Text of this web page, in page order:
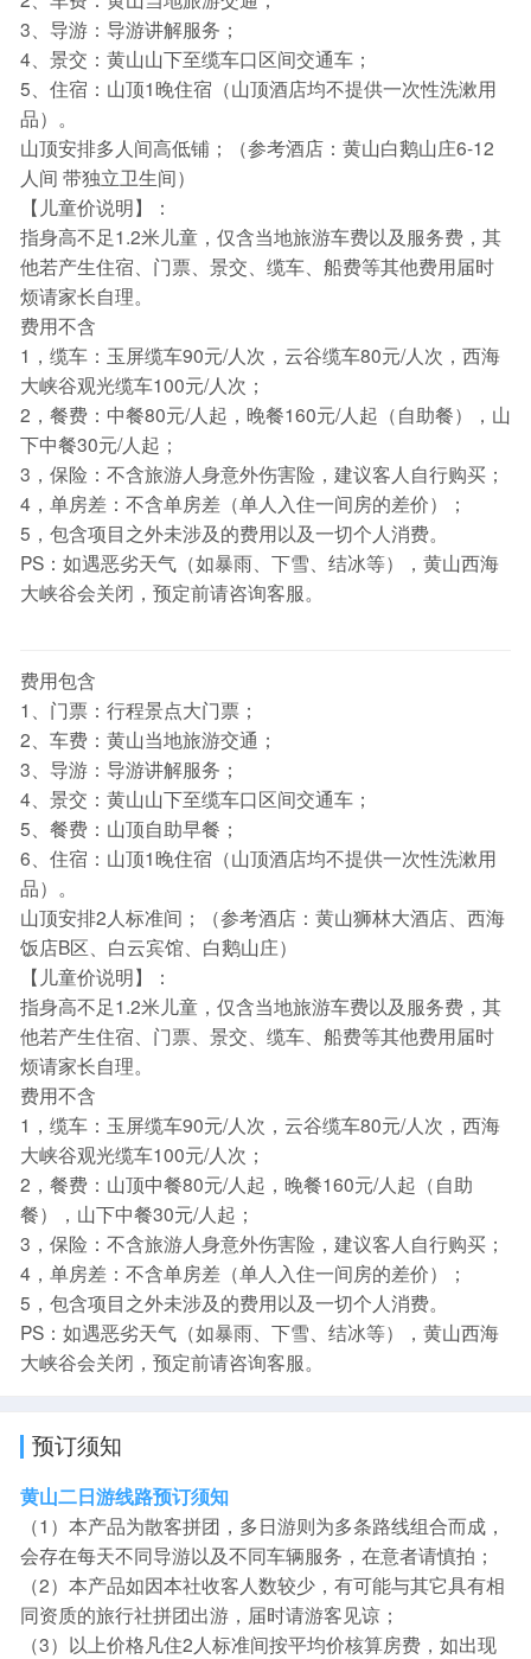
3、导游：导游讲解服务；
4、景交：黄山山下至缆车口区间交通车；
5、住宿：山顶1晚住宿（山顶酒店均不提供一次性洗漱用
品）。
山顶安排多人间高低铺；（参考酒店：黄山白鹅山庄6-12
人间 带独立卫生间）
【儿童价说明】：
指身高不足1.2米儿童，仅含当地旅游车费以及服务费，其
他若产生住宿、门票、景交、缆车、船费等其他费用届时
烦请家长自理。
费用不含
1，缆车：玉屏缆车90元/人次，云谷缆车80元/人次，西海
大峡谷观光缆车100元/人次；
2，餐费：中餐80元/人起，晚餐160元/人起（自助餐），山
下中餐30元/人起；
3，保险：不含旅游人身意外伤害险，建议客人自行购买；
4，单房差：不含单房差（单人入住一间房的差价）；
5，包含项目之外未涉及的费用以及一切个人消费。
PS：如遇恶劣天气（如暴雨、下雪、结冰等），黄山西海
大峡谷会关闭，预定前请咨询客服。
费用包含
1、门票：行程景点大门票；
2、车费：黄山当地旅游交通；
3、导游：导游讲解服务；
4、景交：黄山山下至缆车口区间交通车；
5、餐费：山顶自助早餐；
6、住宿：山顶1晚住宿（山顶酒店均不提供一次性洗漱用
品）。
山顶安排2人标准间；（参考酒店：黄山狮林大酒店、西海
饭店B区、白云宾馆、白鹅山庄）
【儿童价说明】：
指身高不足1.2米儿童，仅含当地旅游车费以及服务费，其
他若产生住宿、门票、景交、缆车、船费等其他费用届时
烦请家长自理。
费用不含
1，缆车：玉屏缆车90元/人次，云谷缆车80元/人次，西海
大峡谷观光缆车100元/人次；
2，餐费：山顶中餐80元/人起，晚餐160元/人起（自助
餐），山下中餐30元/人起；
3，保险：不含旅游人身意外伤害险，建议客人自行购买；
4，单房差：不含单房差（单人入住一间房的差价）；
5，包含项目之外未涉及的费用以及一切个人消费。
PS：如遇恶劣天气（如暴雨、下雪、结冰等），黄山西海
大峡谷会关闭，预定前请咨询客服。
预订须知
黄山二日游线路预订须知
（1）本产品为散客拼团，多日游则为多条路线组合而成，
会存在每天不同导游以及不同车辆服务，在意者请慎拍；
（2）本产品如因本社收客人数较少，有可能与其它具有相
同资质的旅行社拼团出游，届时请游客见谅；
（3）以上价格凡住2人标准间按平均价核算房费，如出现